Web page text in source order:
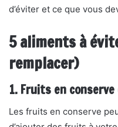
d’éviter et ce que vous
5 aliments à
remplacer)
1. Fruits en
Les fruits en conserve